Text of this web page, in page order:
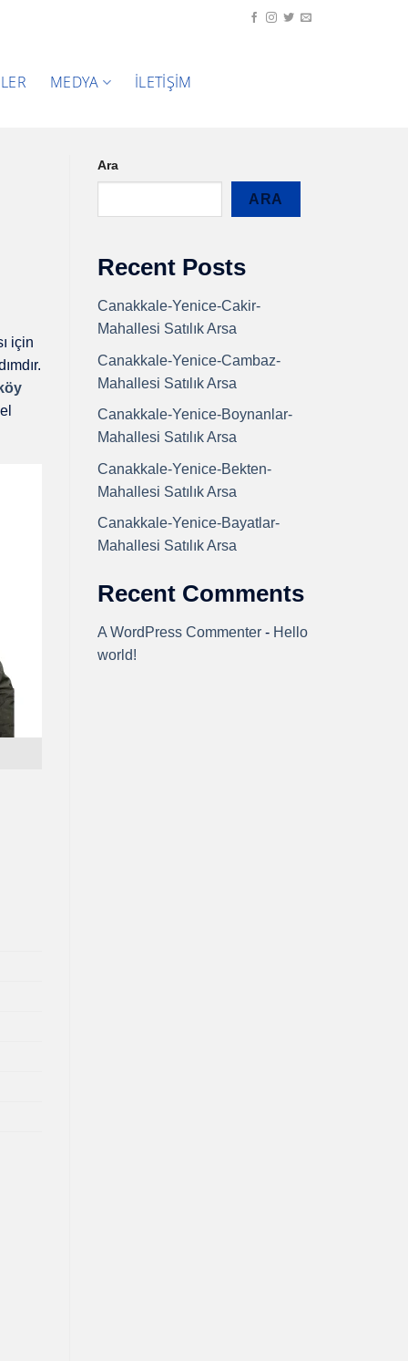
MEDYA İLETIŞIM
için
Ara
ARA
Recent Posts
Canakkale-Yenice-Cakir-
Mahallesi Satılık Arsa
Canakkale-Yenice-Cambaz-
Mahallesi Satılık Arsa
Canakkale-Yenice-Boynanlar-
Mahallesi Satılık Arsa
Canakkale-Yenice-Bekten-
Mahallesi Satılık Arsa
Canakkale-Yenice-Bayatlar-
Mahallesi Satılık Arsa
Recent Comments
A WordPress Commenter - Hello
world!